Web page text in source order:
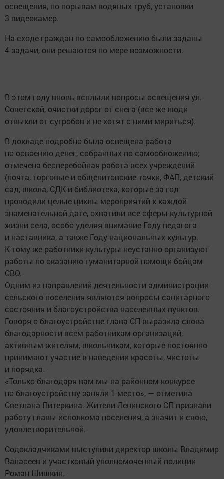
освещения, по порывам водяных труб, установки
3 видеокамер.
На сходе граждан по самообложению были заданы
4 задачи, они решаются по мере возможности.
В этом году вновь всплыли вопросы освещения ул.
Советской, очистки дорог от снега (все же люди
отвыкли от сугробов и не хотят с ними мириться).
В докладе подробно была освещена работа
по освоению денег, собранных по самообложению;
отмечена бесперебойная работа всех учреждений
(почта, торговые и общепитовские точки, ФАП, детский
сад, школа, СДК и библиотека, которые за год
проводили целые циклы мероприятий к каждой
знаменательной дате, охватили все сферы культурной
жизни села, особо уделяя внимание Году педагога
и наставника, а также Году национальных культур.
К тому же работники культуры неустанно организуют
работы по оказанию гуманитарной помощи бойцам
СВО.
Одним из направлений деятельности администрации
сельского поселения являются вопросы санитарного
состояния и благоустройства населенных пунктов.
Говоря о благоустройстве глава СП выразила слова
благодарности всем работникам организаций,
активным жителям, школьникам, которые постоянно
принимают участие в наведении красоты, чистоты
и порядка.
«Только благодаря вам мы на районном конкурсе
по благоустройству заняли 1 место», — отметила
Светлана Питеркина. Жители Ленинского СП признали
работу главы исполкома поселения, а значит и свою,
удовлетворительной.
Содокладчиками выступили директор школы Владимир
Валасеев и участковый уполномоченный полиции
Роман Шишкин.